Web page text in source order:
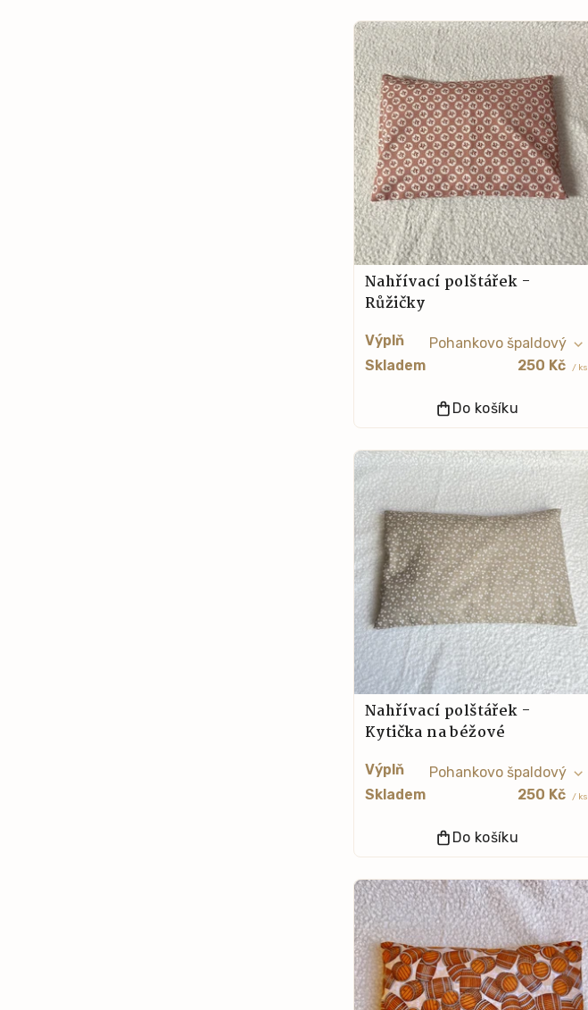
Nahřívací polštářek -
Růžičky
Výplň
Skladem
250 Kč / ks
Do košíku
Nahřívací polštářek -
Kytička na béžové
Výplň
Skladem
250 Kč / ks
Do košíku